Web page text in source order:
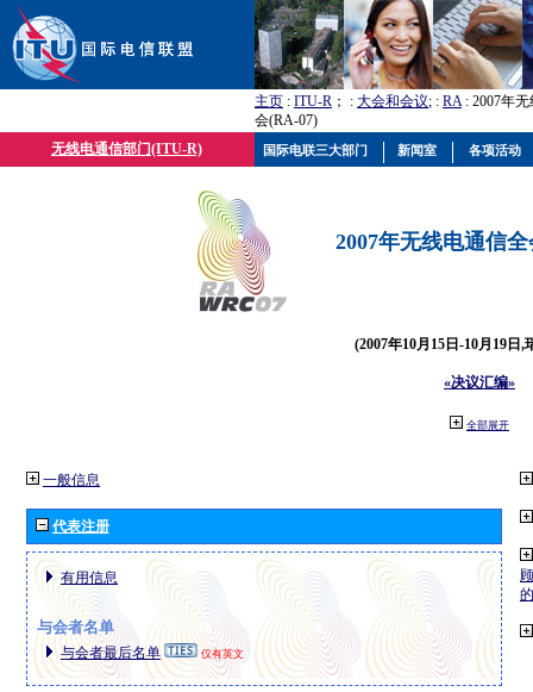
主页 : ITU-R ； : 大会和会议; : RA: 2007年
会(RA-07)
无线电通信部门(ITU-R)
2007年无线电通信
(2007年10月15日-10月19日,
«决议汇编»
全部展开
一般信息
代表注册
有用信息
与会者名单
与会者最后名单 仅有英文
国际电联三大部门 新闻室 各项活动